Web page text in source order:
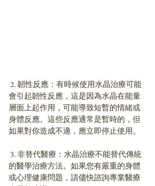
會引起韌性反應，這是因為水晶在能量
層面上起作用，可能導致短暫的情緒或
身體反應。這些反應通常是暫時的，但
如果對你造成不適，應立即停止使用。
的醫學治療方法。如果您有嚴重的身體
或心理健康問題，請儘快諮詢專業醫療